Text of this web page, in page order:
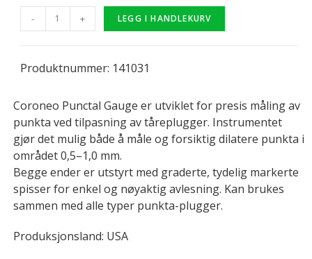
- + LEGG I HANDLEKURV
Produktnummer: 141031
Coroneo Punctal Gauge er utviklet for presis måling av
punkta ved tilpasning av tåreplugger. Instrumentet
gjør det mulig både å måle og forsiktig dilatere punkta i
området 0,5–1,0 mm.
Begge ender er utstyrt med graderte, tydelig markerte
spisser for enkel og nøyaktig avlesning. Kan brukes
sammen med alle typer punkta-plugger.
Produksjonsland: USA